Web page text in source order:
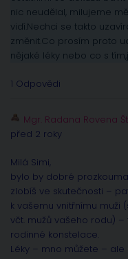
nic neudělal, milujeme
vidí.Nechci se takto
změnit.Co prosím proto
nějaké léky nebo co s
1 Odpovědi
Mgr. Radana Rovena
před 2 roky
Milá Simi,
bylo by dobré
zlobíš ve skutečnosti –
k vašemu vnitřnímu muži
včt. mužů vašeho rodu)
rodinné konstelace.
Léky – mno můžete –